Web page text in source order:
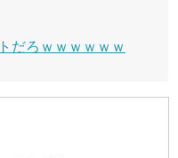
だろｗｗｗｗｗｗ